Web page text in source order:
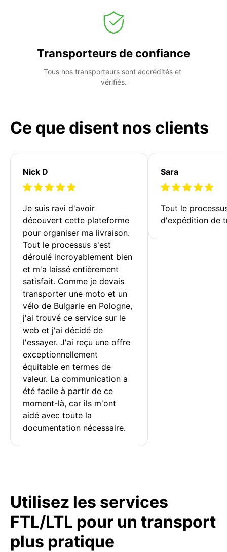
Transporteurs de confiance
Tous nos transporteurs sont accrédités et
vérifiés.
Ce que disent nos clients
Nick D
Je suis ravi d'avoir
découvert cette plateforme
pour organiser ma livraison.
Tout le processus s'est
déroulé incroyablement bien
et m'a laissé entièrement
satisfait. Comme je devais
transporter une moto et un
vélo de Bulgarie en Pologne,
j'ai trouvé ce service sur le
web et j'ai décidé de
l'essayer. J'ai reçu une offre
exceptionnellement
équitable en termes de
valeur. La communication a
été facile à partir de ce
moment-là, car ils m'ont
aidé avec toute la
documentation nécessaire.
Sara
Tout le
d'expédition de
Utilisez les services
FTL/LTL pour un transport
plus pratique